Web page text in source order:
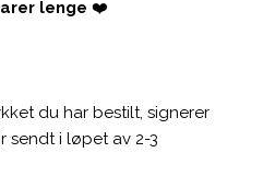
lenge ❤️
du har bestilt, signerer
sendt i løpet av 2-3